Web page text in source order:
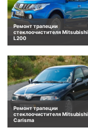
Ремонт трапеции
стеклоочистителя Mitsubishi
L200
Ремонт трапеции
стеклоочистителя Mitsubishi
Carisma